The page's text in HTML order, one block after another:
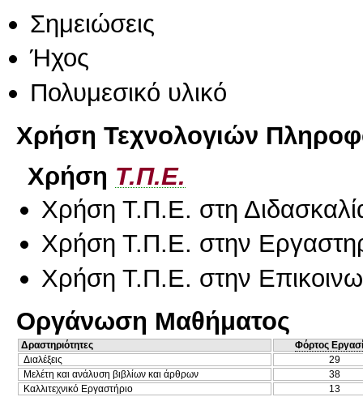
Σημειώσεις
Ήχος
Πολυμεσικό υλικό
Χρήση Τεχνολογιών
Χρήση Τ.Π.Ε.
Χρήση Τ.Π.Ε. στη
Χρήση Τ.Π.Ε. στην
Χρήση Τ.Π.Ε. στην
Οργάνωση Μαθήματος
Δραστηριότητες
Φόρτος
Διαλέξεις
29
Μελέτη και ανάλυση βιβλίων και άρθρων
38
Καλλιτεχνικό Εργαστήριο
13